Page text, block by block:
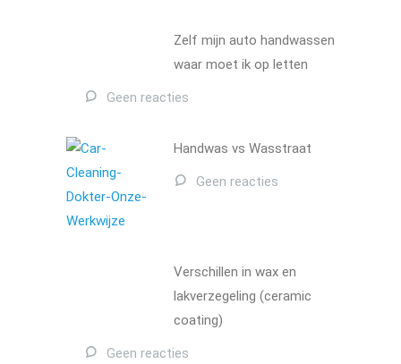
Zelf mijn auto handwassen
waar moet ik op letten
Geen reacties
Handwas vs Wasstraat
Geen reacties
Verschillen in wax en
lakverzegeling (ceramic
coating)
Geen reacties